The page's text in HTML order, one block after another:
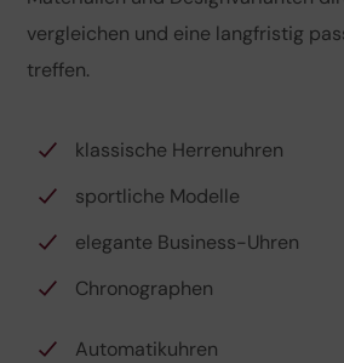
vergleichen und eine langfristig
treffen.
klassische Herrenuhren
sportliche Modelle
elegante Business-Uhren
Chronographen
Automatikuhren